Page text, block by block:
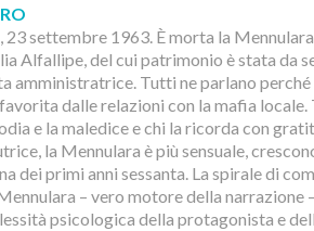
23 settembre 1963. È morta la
Alfallipe, del cui patrimonio è stata da
amministratrice. Tutti ne parlano
dalle relazioni con la mafia locale.
e la maledice e chi la ricorda con
la Mennulara è più sensuale,
dei primi anni sessanta. La spirale di
– vero motore della narrazione
psicologica della protagonista e